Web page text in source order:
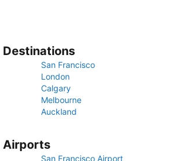
Destinations
San Francisco
London
Calgary
Melbourne
Auckland
Airports
San Francisco Airport